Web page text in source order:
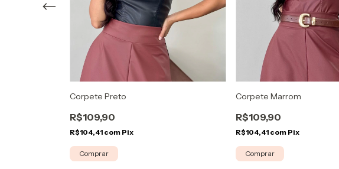
Corpete Preto
R$109,90
R$104,41 com Pix
Comprar
Corpete Marrom
R$109,90
R$104,41 com Pix
Comprar